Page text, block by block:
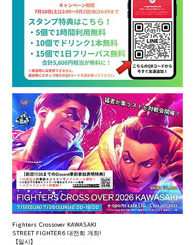
Fighters Crossover KAWASAKI
STREET FIGHTER6 대전회 개최!
【일시】